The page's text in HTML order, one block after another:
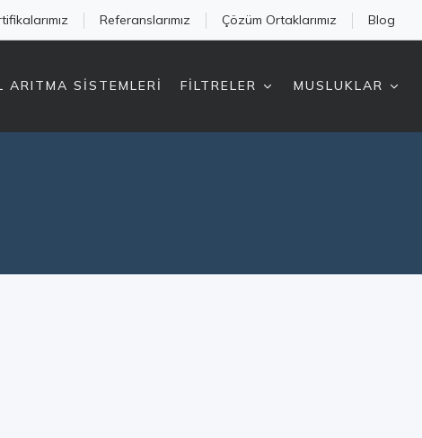
Referanslarımız Çözüm Ortaklarımız Blog
ARITMA SİSTEMLERİ FİLTRELER MUSLUKLAR